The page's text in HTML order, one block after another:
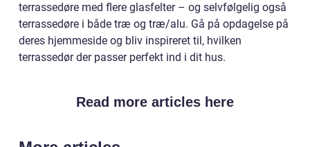
terrassedøre med flere glasfelter – og selvfølgelig også
terrassedøre i både træ og træ/alu. Gå på opdagelse på
deres hjemmeside og bliv inspireret til, hvilken
terrassedør der passer perfekt ind i dit hus.
Read more articles here